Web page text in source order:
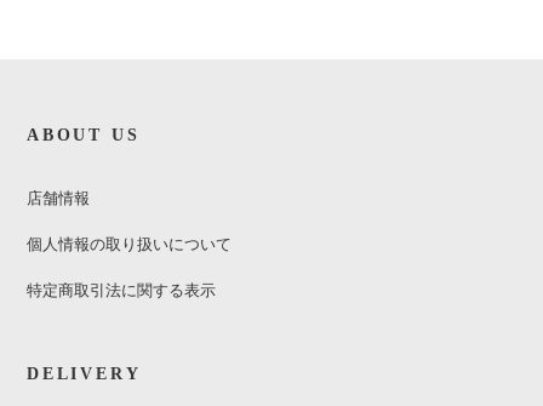
ABOUT US
店舗情報
個人情報の取り扱いについて
特定商取引法に関する表示
DELIVERY